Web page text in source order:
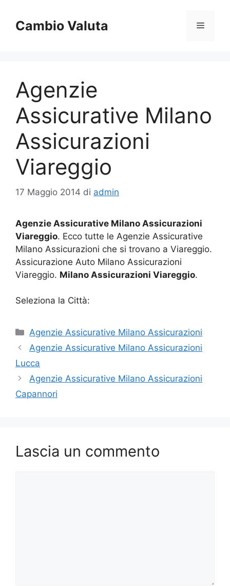
contenuto
Cambio Valuta Menu
Agenzie
Assicurative Milano
Assicurazioni
Viareggio
17 Maggio 2014 di admin
Agenzie Assicurative Milano Assicurazioni
Viareggio. Ecco tutte le Agenzie Assicurative
Milano Assicurazioni che si trovano a Viareggio.
Assicurazione Auto Milano Assicurazioni
Viareggio. Milano Assicurazioni Viareggio.
Seleziona la Città:
Categorie
Agenzie Assicurative Milano Assicurazioni
Agenzie Assicurative Milano Assicurazioni
Lucca
Agenzie Assicurative Milano Assicurazioni
Capannori
Lascia un commento